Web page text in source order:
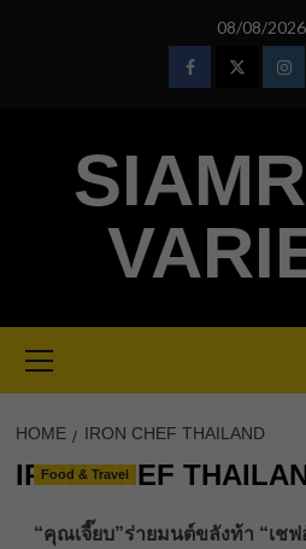
08/08/2026
FacebookTwitter
Menu
HOME IRON CHEF THAILAND
IRON CHEF
Food & Travel
“คุณเจี๊ยบ”ร่ายมนต์ขลังท้า “เชฟ